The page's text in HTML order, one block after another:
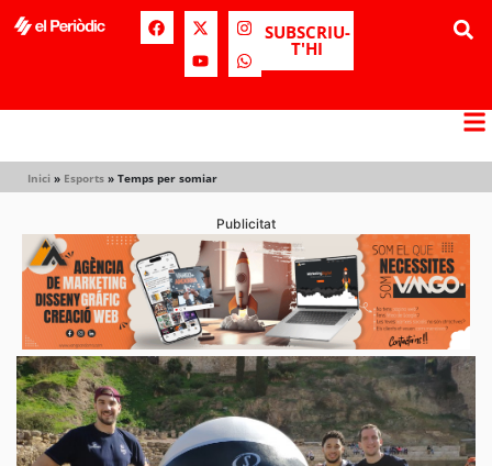
SUBSCRIU-
T'HI
Inici » Esports » Temps per somiar
Publicitat